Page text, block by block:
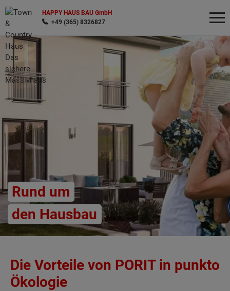
HAPPY HAUS BAU GmbH
+49 (365) 8326827
Rund um
den Hausbau
Die Vorteile von PORIT in punkto
Ökologie
Wonach möchten Sie suchen?